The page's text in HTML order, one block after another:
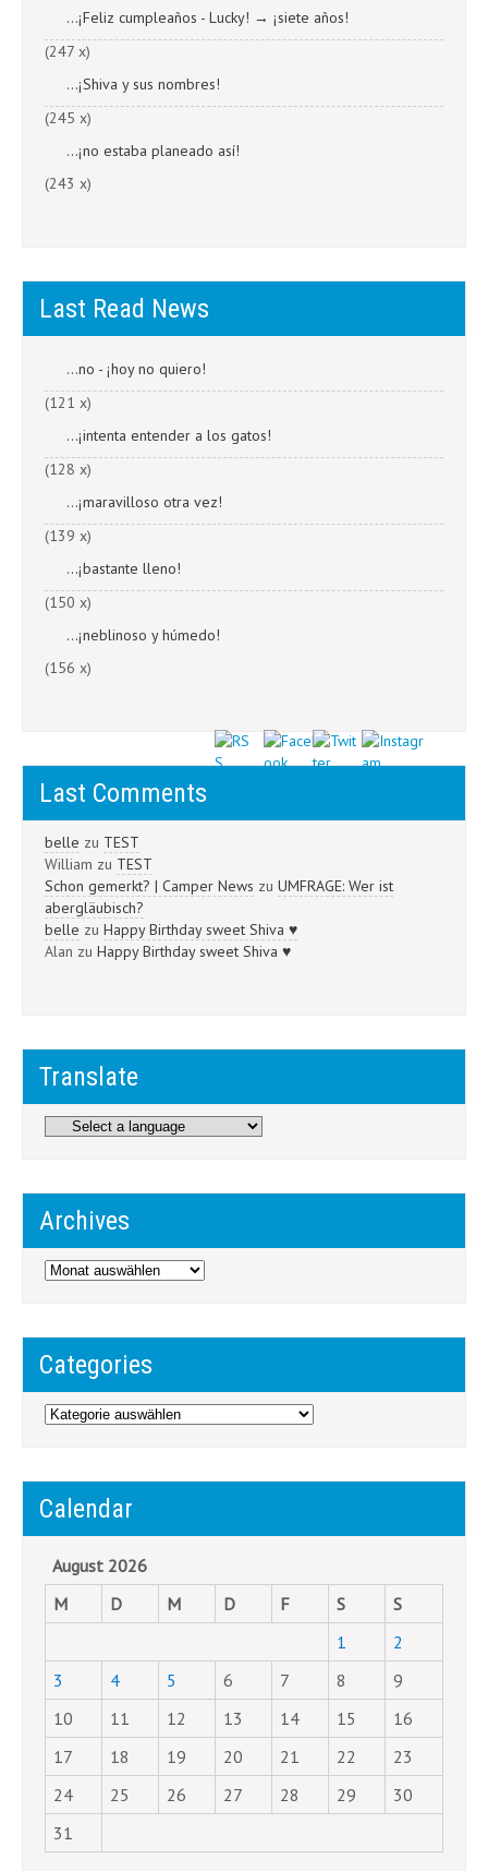
...¡Feliz cumpleaños - Lucky! → ¡siete años!
(247 x)
...¡Shiva y sus nombres!
(245 x)
...¡no estaba planeado así!
(243 x)
Last Read News
...no - ¡hoy no quiero!
(121 x)
...¡intenta entender a los gatos!
(128 x)
...¡maravilloso otra vez!
(139 x)
...¡bastante lleno!
(150 x)
...¡neblinoso y húmedo!
(156 x)
Last Comments
belle zu TEST
William zu TEST
Schon gemerkt? | Camper News zu UMFRAGE: Wer ist
abergläubisch?
belle zu Happy Birthday sweet Shiva ♥
Alan zu Happy Birthday sweet Shiva ♥
Translate
Archives
Archives
Categories
Categories
Calendar
August 2026
M
D M D F S
S
1
2
3
4 5 6 7 8
9
10
11 12 13 14 15
16
17
18 19 20 21 22
23
24
25 26 27 28 29
30
31